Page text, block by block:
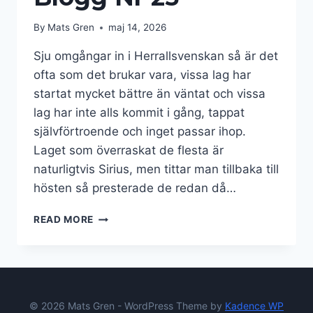
By Mats Gren maj 14, 2026
Sju omgångar in i Herrallsvenskan så är det
ofta som det brukar vara, vissa lag har
startat mycket bättre än väntat och vissa
lag har inte alls kommit i gång, tappat
självförtroende och inget passar ihop.
Laget som överraskat de flesta är
naturligtvis Sirius, men tittar man tillbaka till
hösten så presterade de redan då…
READ MORE BLOGG
© 2026 Mats Gren - WordPress Theme by Kadence WP